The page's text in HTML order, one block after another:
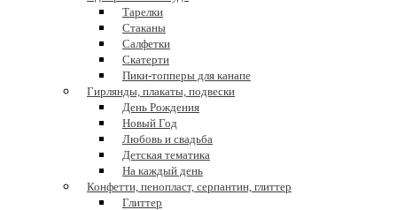
Тарелки
Стаканы
Салфетки
Скатерти
Пики-топперы для канапе
Гирлянды, плакаты, подвески
День Рождения
Новый Год
Любовь и свадьба
Детская тематика
На каждый день
Конфетти, пенопласт, серпантин, глиттер
Глиттер